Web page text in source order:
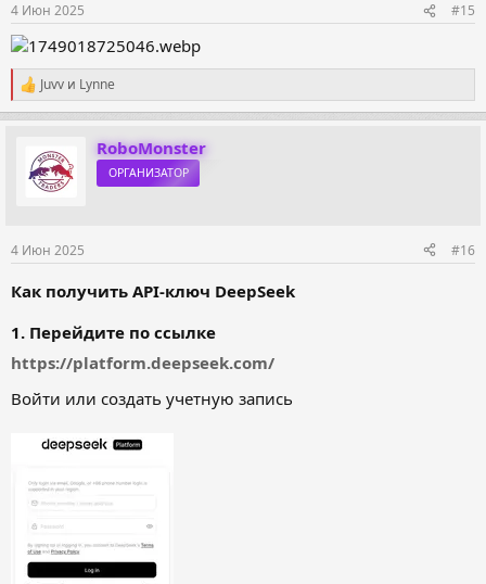
4 Июн 2025 #15
Р
е
а
Juvv и Lynne
RoboMonster
ОРГАНИЗАТОР
4 Июн 2025 #16
Как получить API-ключ DeepSeek
1. Перейдите по ссылке
https://platform.deepseek.com/
Войти или создать учетную запись